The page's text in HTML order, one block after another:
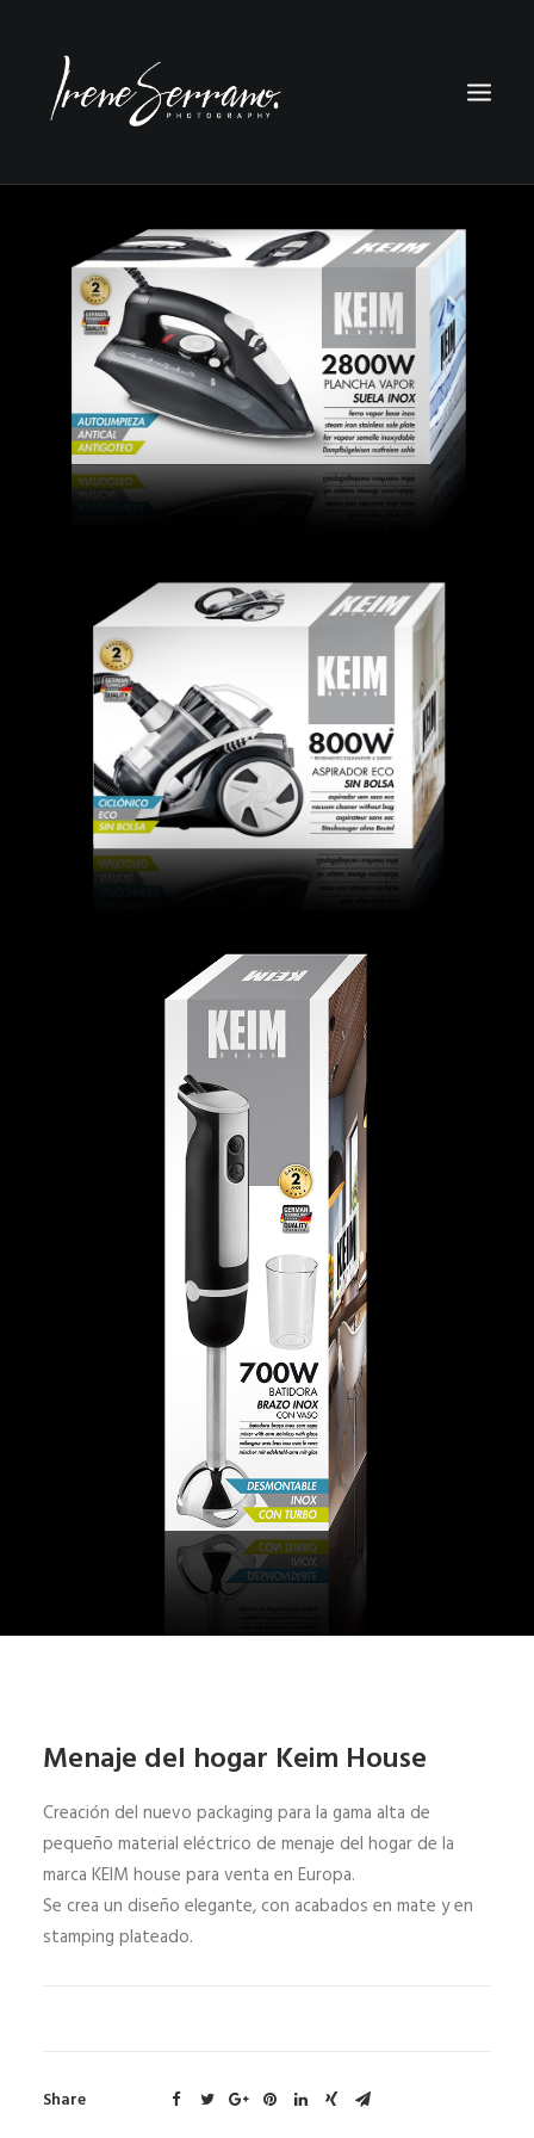
FOTOGRAFÍA
DISEÑO
CONTACTO
Menaje del hogar Keim House
Creación del nuevo packaging para la gama alta de
pequeño material eléctrico de menaje del hogar de la
marca KEIM house para venta en Europa.
Se crea un diseño elegante, con acabados en mate y en
stamping plateado.
Share